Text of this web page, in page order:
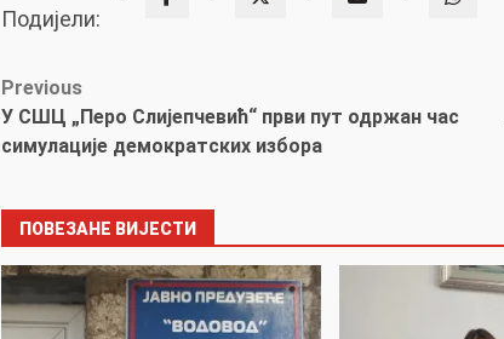
Подијели:
Post
navigation
Previous
У СШЦ „Перо Слијепчевић“ први пут одржан час
симулације демократских избора
ПОВЕЗАНЕ ВИЈЕСТИ